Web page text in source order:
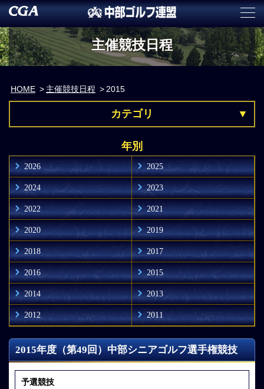
主催競技日程
HOME 主催競技日程 2015
カテゴリ
年別
2026 2025
2024 2023
2022 2021
2020 2019
2018 2017
2016 2015
2014 2013
2012 2011
2015年度（第49回）中部シニアゴルフ選手権競技
予選競技